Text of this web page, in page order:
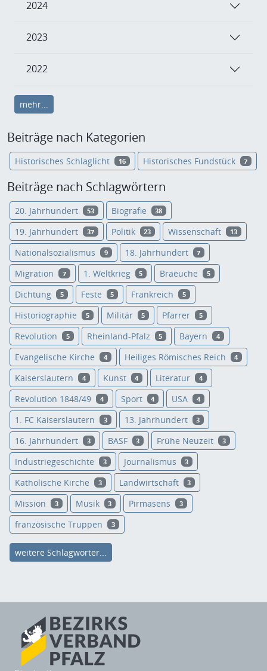
2024
2023
2022
mehr...
Beiträge nach Kategorien
Historisches Schlaglicht 16 Historisches Fundstück 7
Beiträge nach Schlagwörtern
20. Jahrhundert 53 Biografie 38
19. Jahrhundert 37 Politik 23 Wissenschaft 13
Nationalsozialismus 9 18. Jahrhundert 7
Migration 7 1. Weltkrieg 5 Braeuche 5
Dichtung 5 Feste 5 Frankreich 5
Historiographie 5 Militär 5 Pfarrer 5
Revolution 5 Rheinland-Pfalz 5 Bayern 4
Evangelische Kirche 4 Heiliges Römisches Reich 4
Kaiserslautern 4 Kunst 4 Literatur 4
Revolution 1848/49 4 Sport 4 USA 4
1. FC Kaiserslautern 3 13. Jahrhundert 3
16. Jahrhundert 3 BASF 3 Frühe Neuzeit 3
Industriegeschichte 3 Journalismus 3
Katholische Kirche 3 Landwirtschaft 3
Mission 3 Musik 3 Pirmasens 3
französische Truppen 3
weitere Schlagwörter...